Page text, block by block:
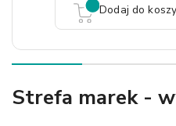
Dodaj do
Strefa marek -